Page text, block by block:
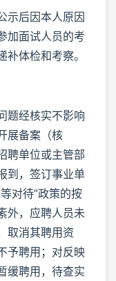
示后因本人原因
加面试人员的考
体检和考察。
题经核实不影响
展备案（核
聘单位或主管部
到，签订事业单
对待”政策的按
外，应聘人员未
取消其聘用资
予聘用；对反映
缓聘用，待查实